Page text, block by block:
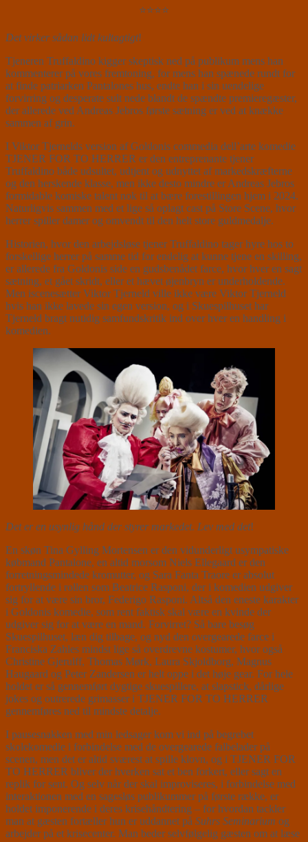
⭐⭐⭐⭐
Det virker sådan lidt kultagtigt!
Tjeneren Truffaldino kigger skeptisk ned på publikum mens han
kommenterer på vores fremtoning, for mens han spænede rundt for
at finde patriarken Pantalones hus, endte han i sin uendelige
forvirring og desperate sult nede blandt de spændte premieregæster,
der allerede ved Andreas Jebros første sætning er ved at knække
sammen af grin.
I Viktor Tjernelds version af Goldonis commedia dell’arte komedie
TJENER FOR TO HERRER er den entreprenante tjener
Truffaldino både udsultet, udtjent og udnyttet af markedskræfterne
og den herskende klasse, men ikke desto mindre er Andreas Jebros
formidable komiske talent nok til at bære forestillingen hjem i 2024.
Naturligvis sammen med et lige så oplagt cast på Store Scene, hvor
herrer spiller damer og omvendt til den helt store guldmedalje.
Historien, hvor den arbejdsløse tjener Truffaldino tager hyre hos to
forskellige herrer på samme tid for endelig at kunne tjene en skilling,
er allerede fra Goldonis side en gudsbenådet farce, hvor hver en sagt
sætning, et gået skridt, eller et hævet øjenbryn er underholdende.
Men iscenesætter Viktor Tjerneld ville ikke være Viktor Tjerneld
hvis han ikke lavede sin egen version, og i Skuespilhuset har
Tjerneld bragt nutidig samfundskritik ind over hver en handling i
komedien.
Det er en usynlig hånd der styrer markedet. Lev med det!
En skøn Tina Gylling Mortensen er den vidunderligt usympatiske
købmand Pantalone, en altid morsom Niels Ellegaard er den
forretningsmindede kromutter, og Sara Fanta Traore er absolut
fortryllende i rollen som Beatrice Rasponi, der i komedien udgiver
sig for at være sin bror, Federigo Rasponi. Altså den eneste karakter
i Goldonis komedie, som rent faktisk skal være en kvinde der
udgiver sig for at være en mand. Forvirret? Så bare besøg
Skuespilhuset, læn dig tilbage, og nyd den overgearede farce i
Franciska Zahles mindst lige så overdrevne kostumer, hvor også
Christine Gjerulff, Thomas Mørk, Laura Skjoldborg, Magnus
Haugaard og Peter Zandersen er helt oppe i det høje gear. For hele
holdet er så gennemført dygtige skuespillere, at slapstick, dårlige
jokes og outrerede grimasser i TJENER FOR TO HERRER
gennemføres ned til mindste detalje.
I pausesnakken med min ledsager kom vi ind på begrebet
skolekomedie i forbindelse med de overgearede falbelader på
scenen, men det er altid sværest at spille klovn, og i TJENER FOR
TO HERRER bliver der hverken sat et ben forkert, eller sagt en
replik for sent. Og selv når der skal improviseres, i forbindelse med
interaktionen med en sagesløs publikummer på første række, er
holdet imponerende i deres krisehåndtering – for hvordan tackler
man at gæsten fortæller hun er uddannet på Suhrs Seminarium og
arbejder på et krisecenter. Man beder selvfølgelig gæsten om at læse